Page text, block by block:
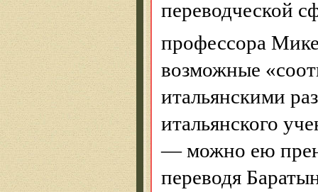
переводческой
профессора
возможные
итальянскими
итальянского
— можно ею
переводя